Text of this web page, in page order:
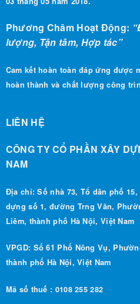
lượng, Tận tâm, Hợp tác”
hoàn thành và chất lượng công
CÔNG TY CỔ PHẦN XÂY
NAM
dựng số 1, đường Trng Văn,
Liêm, thành phố Hà Nội, Việt Nam
thành phố Hà Nội, Việt Nam